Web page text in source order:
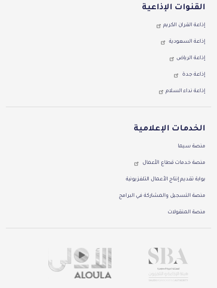
القنوات اﻹذاعية
إذاعة القران الكريم
إذاعة السعودية
إذاعة الرياض
إذاعة جدة
إذاعة نداء السلام
الخدمات الإعلامية
منصة سيما
منصة خدمات قطاع الأعمال
بوابة تقديم إنتاج الأعمال التلفزيونية
منصة التسجيل والمشاركة في البرامج
منصة المنقولات